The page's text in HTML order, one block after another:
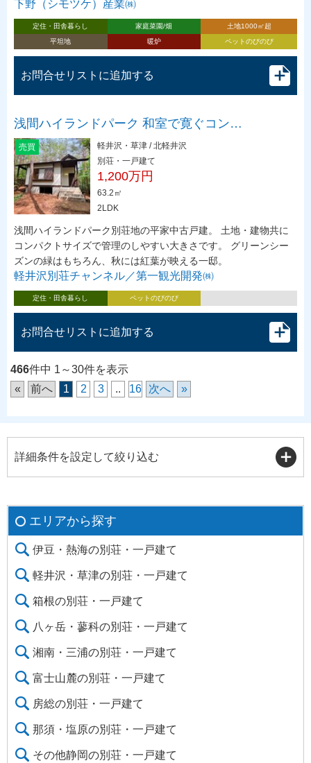
下野（シモツケ）産業㈱
定住・田舎暮らし 家庭菜園/畑
土地1000㎡超
平坦地
暖炉 ペットのびのび
お問合せリストに追加する
浅間ハイランドパーク 和室で寛ぐコン…
売買
軽井沢・草津 / 北軽井沢
別荘・一戸建て
1,200万円
63.2㎡
2LDK
浅間ハイランドパーク別荘地の平家中古戸建。 土地・建物共に
コンパクトサイズで管理のしやすい大きさです。 グリーンシー
ズンの緑はもちろん、秋には紅葉が映える一邸。
軽井沢別荘チャンネル／第一観光開発㈱
定住・田舎暮らし ペットのびのび
お問合せリストに追加する
466件中 1～30件を表示
«
前へ 1 2 3 .. 16 次へ »
詳細条件を設定して絞り込む
エリアから探す
伊豆・熱海の別荘・一戸建て
軽井沢・草津の別荘・一戸建て
箱根の別荘・一戸建て
八ヶ岳・蓼科の別荘・一戸建て
湘南・三浦の別荘・一戸建て
富士山麓の別荘・一戸建て
房総の別荘・一戸建て
那須・塩原の別荘・一戸建て
その他静岡の別荘・一戸建て